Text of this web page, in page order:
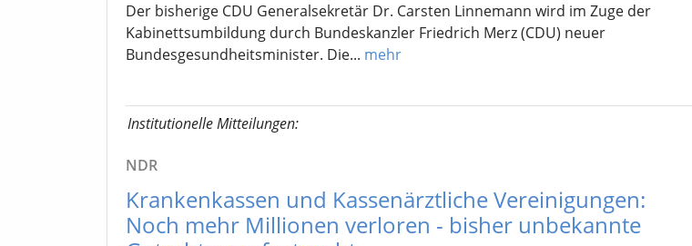
Der bisherige CDU Generalsekretär Dr. Carsten Linnemann wird im Zuge der
Kabinettsumbildung durch Bundeskanzler Friedrich Merz (CDU) neuer
Bundesgesundheitsminister. Die... mehr
Institutionelle Mitteilungen:
NDR
Krankenkassen und Kassenärztliche Vereinigungen:
Noch mehr Millionen verloren - bisher unbekannte